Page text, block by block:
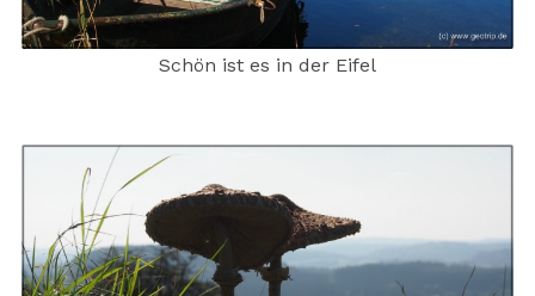
Schön ist es in der Eifel